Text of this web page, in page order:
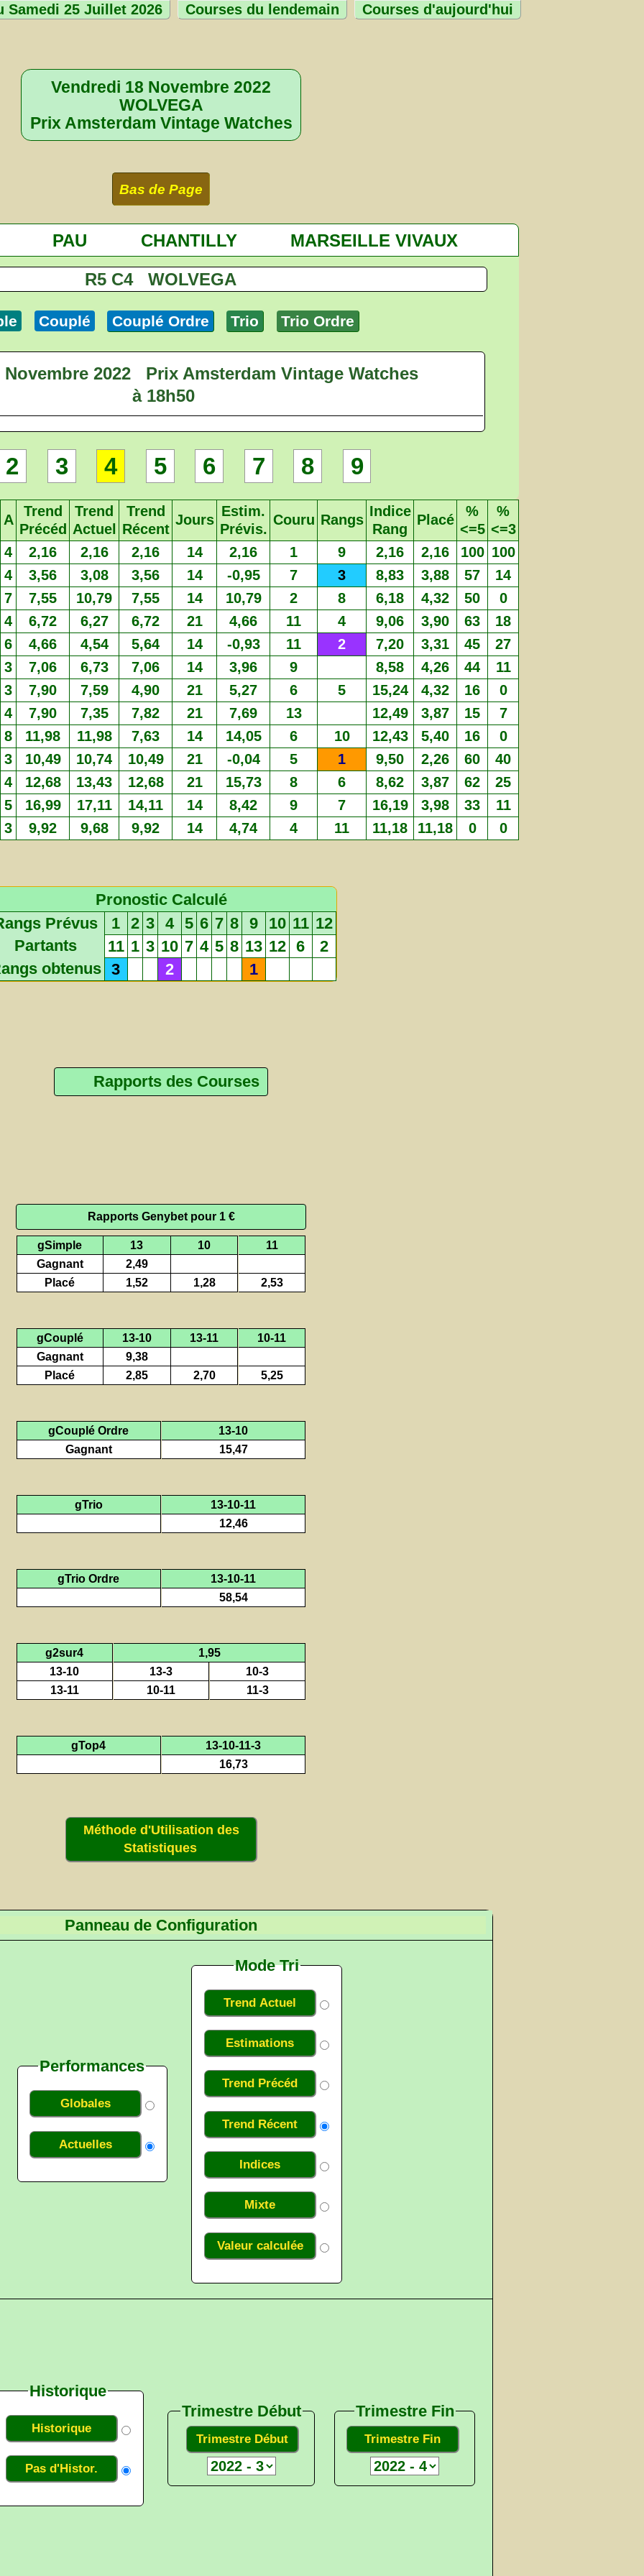
Samedi 25 Juillet 2026 Courses du lendemain Courses d'aujourd'hui
Vendredi 18 Novembre 2022
WOLVEGA
Prix Amsterdam Vintage Watches
Bas de Page
PAU CHANTILLY MARSEILLE VIVAUX
R5 C4 WOLVEGA
Couplé Couplé Ordre Trio Trio Ordre
2022
Prix Amsterdam Vintage Watches
à 18h50
2 3 4 5 6 7 8 9
A
Trend
Précéd
Trend
Actuel
Trend
Récent
Jours
Estim.
Prévis.
Couru Rangs
Indice
Rang
Placé
%
<=5
%
<=3
4
2,16 2,16 2,16 14 2,16 1 9 2,16 2,16 100 100
4
3,56 3,08 3,56 14 -0,95 7 3 8,83 3,88 57
14
7
7,55 10,79 7,55 14 10,79 2 8 6,18 4,32 50
0
4
6,72 6,27 6,72 21 4,66 11 4 9,06 3,90 63
18
6
4,66 4,54 5,64 14 -0,93 11 2 7,20 3,31 45
27
3
7,06 6,73 7,06 14 3,96 9 8,58 4,26 44
11
3
7,90 7,59 4,90 21 5,27 6 5 15,24 4,32 16
0
4
7,90 7,35 7,82 21 7,69 13 12,49 3,87 15
7
8
11,98 11,98 7,63 14 14,05 6 10 12,43 5,40 16
0
3
10,49 10,74 10,49 21 -0,04 5 1 9,50 2,26 60
40
4
12,68 13,43 12,68 21 15,73 8 6 8,62 3,87 62
25
5
16,99 17,11 14,11 14 8,42 9 7 16,19 3,98 33
11
3
9,92 9,68 9,92 14 4,74 4 11 11,18 11,18 0 0
Pronostic Calculé
Prévus
1 2 3 4 5 6 7 8 9 10 11 12
Partants
11 1 3 10 7 4 5 8 13 12 6
2
obtenus 3 2 1
Rapports des Courses
Rapports Genybet pour 1 €
gSimple 13 10
11
Gagnant
2,49
Placé
1,52 1,28 2,53
gCouplé 13-10 13-11
10-11
Gagnant
9,38
Placé
2,85 2,70 5,25
gCouplé Ordre
13-10
Gagnant
15,47
gTrio
13-10-11
12,46
gTrio Ordre
13-10-11
58,54
g2sur4
1,95
13-10
13-3
10-3
13-11
10-11 11-3
gTop4
13-10-11-3
16,73
Méthode d'Utilisation des
Statistiques
Panneau de Configuration
Performances
Globales
Actuelles
Mode Tri
Trend Actuel
Estimations
Trend Précéd
Trend Récent
Indices
Mixte
Valeur calculée
Historique
Historique
Pas d'Histor.
Trimestre Début
Trimestre Début
Trimestre Fin
Trimestre Fin